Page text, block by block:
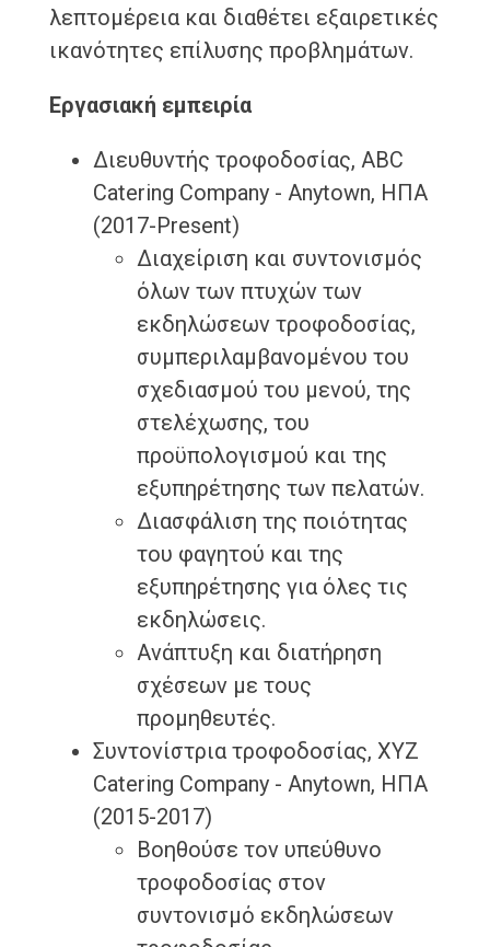
λεπτομέρεια και διαθέτει εξαιρετικές
ικανότητες επίλυσης προβλημάτων.
Εργασιακή εμπειρία
Διευθυντής τροφοδοσίας, ABC
Catering Company - Anytown, ΗΠΑ
(2017-Present)
Διαχείριση και συντονισμός
όλων των πτυχών των
εκδηλώσεων τροφοδοσίας,
συμπεριλαμβανομένου του
σχεδιασμού του μενού, της
στελέχωσης, του
προϋπολογισμού και της
εξυπηρέτησης των πελατών.
Διασφάλιση της ποιότητας
του φαγητού και της
εξυπηρέτησης για όλες τις
εκδηλώσεις.
Ανάπτυξη και διατήρηση
σχέσεων με τους
προμηθευτές.
Συντονίστρια τροφοδοσίας, XYZ
Catering Company - Anytown, ΗΠΑ
(2015-2017)
Βοηθούσε τον υπεύθυνο
τροφοδοσίας στον
συντονισμό εκδηλώσεων